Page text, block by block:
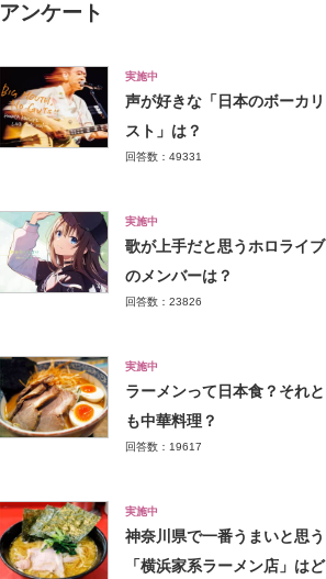
アンケート
実施中
声が好きな「日本のボーカリ
スト」は？
回答数：49331
実施中
歌が上手だと思うホロライブ
のメンバーは？
回答数：23826
実施中
ラーメンって日本食？それと
も中華料理？
回答数：19617
実施中
神奈川県で一番うまいと思う
「横浜家系ラーメン店」はど